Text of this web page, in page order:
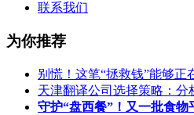
联系我们
为你推荐
别慌！这笔“拯救钱”能够正
天津翻译公司选择策略：分
守护“盘西餐”！又一批食物